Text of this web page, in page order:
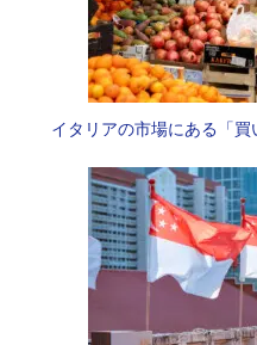
イタリアの市場にある「買